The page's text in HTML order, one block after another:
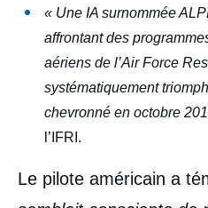
« Une IA surnommée
affrontant des
aériens de l’Air Force
systématiquement
chevronné en octobre
l’IFRI.
Le pilote américain a